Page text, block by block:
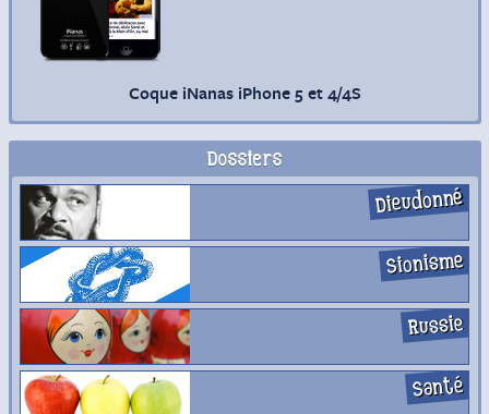
Coque iNanas iPhone 5 et 4/4S
Dossiers
Dieudonné
Sionisme
Russie
Santé